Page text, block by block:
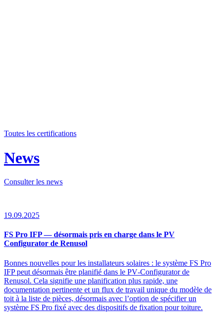
Toutes les certifications
News
Consulter les news
19.09.2025
FS Pro IFP — désormais pris en charge dans le PV
Configurator de Renusol
Bonnes nouvelles pour les installateurs solaires : le système FS Pro
IFP peut désormais être planifié dans le PV‑Configurator de
Renusol. Cela signifie une planification plus rapide, une
documentation pertinente et un flux de travail unique du modèle de
toit à la liste de pièces, désormais avec l’option de spécifier un
système FS Pro fixé avec des dispositifs de fixation pour toiture.